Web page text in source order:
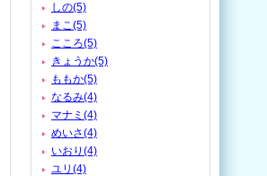
しの(5)
まこ(5)
こころ(5)
きょうか(5)
ももか(5)
なるみ(4)
マナミ(4)
めいさ(4)
いおり(4)
ユリ(4)